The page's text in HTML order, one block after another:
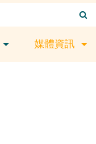
媒體資訊